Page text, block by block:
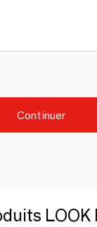
Continuer
LOOK